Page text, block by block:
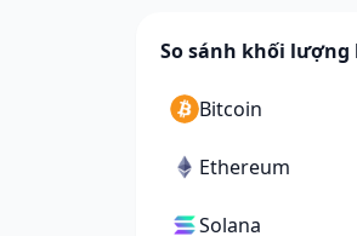
So sánh khối lượng
Bitcoin
Ethereum
Solana